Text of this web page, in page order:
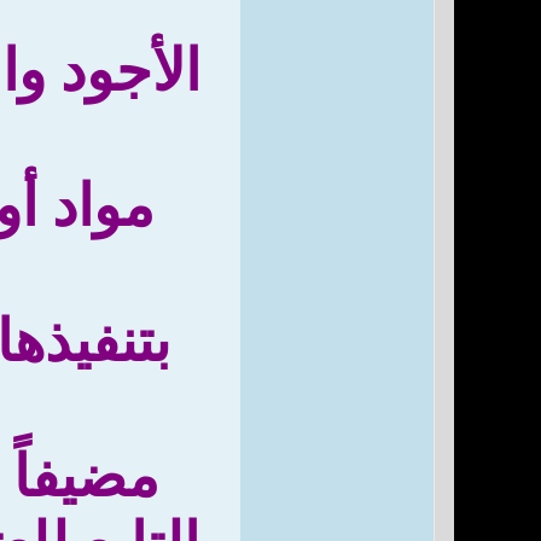
الأجود
مواد